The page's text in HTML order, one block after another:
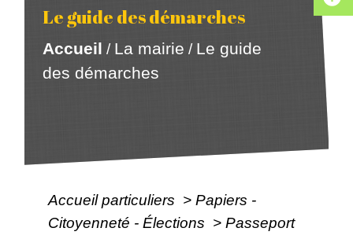
Le guide des démarches
Accueil / La mairie / Le guide
des démarches
Accueil particuliers > Papiers -
Citoyenneté - Élections > Passeport